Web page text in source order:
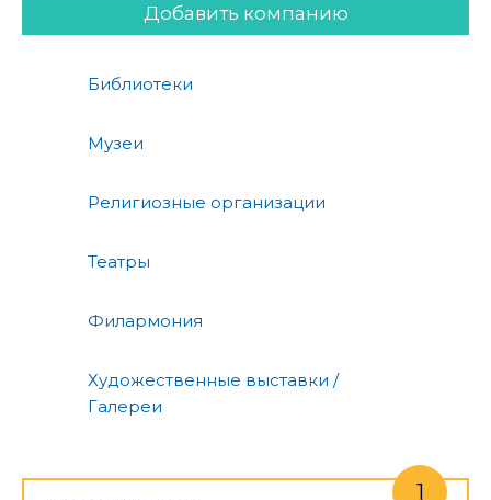
Добавить компанию
Библиотеки
Музеи
Религиозные организации
Театры
Филармония
Художественные выставки /
Галереи